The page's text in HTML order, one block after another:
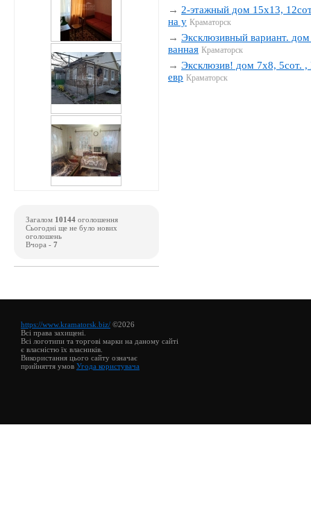
→ 2-этажный дом 15х13,
на у Краматорск
→Эксклюзивный вариант.
ванная Краматорск
→Эксклюзив! дом 7х8, 5сот. ,
евр Краматорск
Загалом 10144 оголошення
Сьогодні ще не було нових
оголошень
Вчора - 7
https://www.kramatorsk.biz/ ©2026
Всі права захищені.
Всі логотипи та торгові марки на даному сайті
є власністю їх власників.
Використання цього сайту означає
прийняття умов Угода користувача